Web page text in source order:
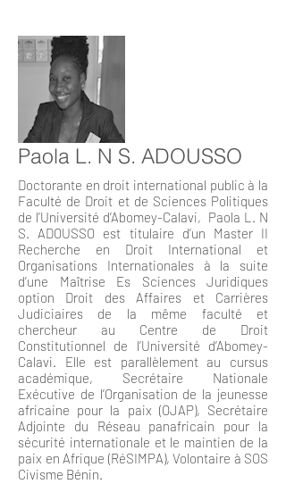
Paola L. N S. ADOUSSO
Doctorante en droit international public à la
Faculté de Droit et de Sciences Politiques
de l’Université d’Abomey-Calavi, Paola L. N
S. ADOUSSO est titulaire d’un Master II
Recherche en Droit International et
Organisations Internationales à la suite
d’une Maîtrise Es Sciences Juridiques
option Droit des Affaires et Carrières
Judiciaires de la même faculté et
chercheur au Centre de Droit
Constitutionnel de l’Université d’Abomey-
Calavi. Elle est parallèlement au cursus
académique, Secrétaire Nationale
Exécutive de l’Organisation de la jeunesse
africaine pour la paix (OJAP), Secrétaire
Adjointe du Réseau panafricain pour la
sécurité internationale et le maintien de la
paix en Afrique (RéSIMPA), Volontaire à SOS
Civisme Bénin.